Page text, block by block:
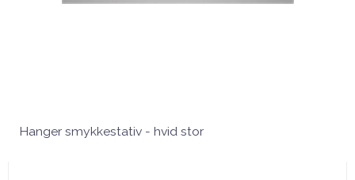
Hanger smykkestativ - hvid stor